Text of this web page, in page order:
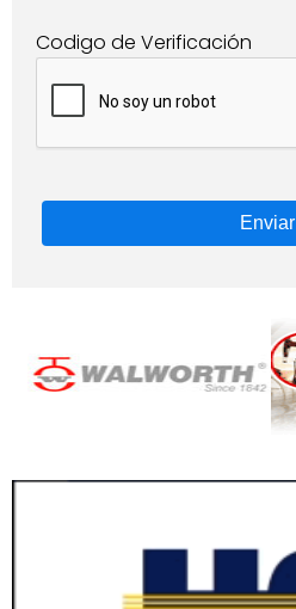
Codigo de Verificación
Enviar